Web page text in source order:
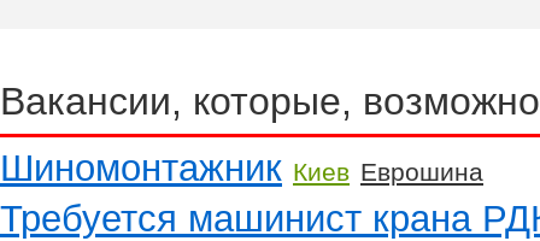
Вакансии, которые,
Шиномонтажник Киев Еврошина
Требуется машинист крана